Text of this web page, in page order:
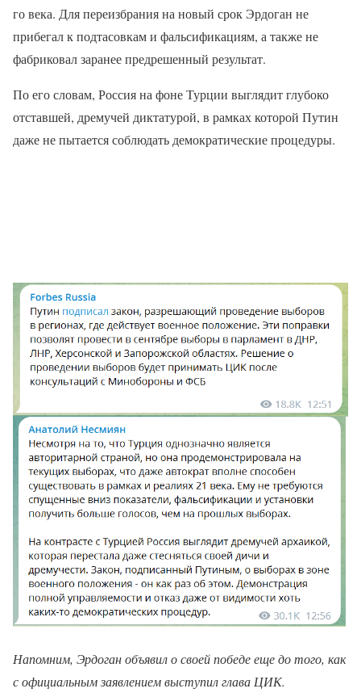
го века. Для переизбрания на новый срок Эрдоган не
прибегал к подтасовкам и фальсификациям, а также не
фабриковал заранее предрешенный результат.
По его словам, Россия на фоне Турции выглядит глубоко
отставшей, дремучей диктатурой, в рамках которой Путин
даже не пытается соблюдать демократические процедуры.
Напомним, Эрдоган объявил о своей победе еще до того, как
с официальным заявлением выступил глава ЦИК.